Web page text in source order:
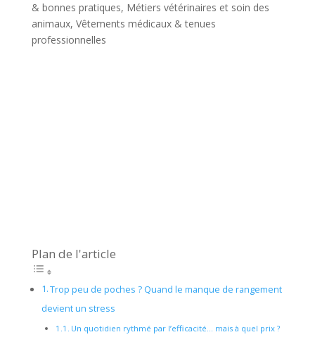
& bonnes pratiques, Métiers vétérinaires et soin des
animaux, Vêtements médicaux & tenues
professionnelles
Plan de l'article
Trop peu de poches ? Quand le manque de rangement
devient un stress
Un quotidien rythmé par l’efficacité… mais à quel prix ?